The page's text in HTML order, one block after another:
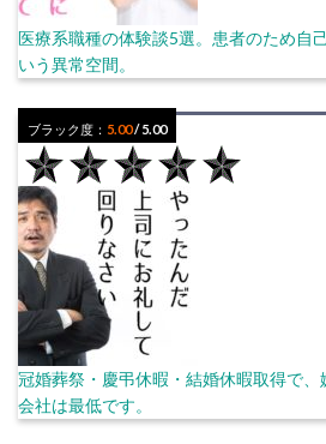
医療系職種の体験談5選。患者のため自
いう異常空間。
ブラック度： 5.00/ 5.00
冠婚葬祭・慶弔休暇・結婚休暇取得で、
会社は最低です。